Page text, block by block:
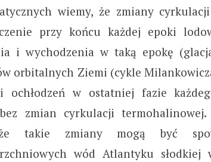
wiemy, że zmiany
przy końcu każdej epoki
i wychodzenia w taką epokę
orbitalnych Ziemi (cykle
ochłodzeń w ostatniej fazie
zmian cyrkulacji
takie zmiany mogą być
wód Atlantyku słodkiej